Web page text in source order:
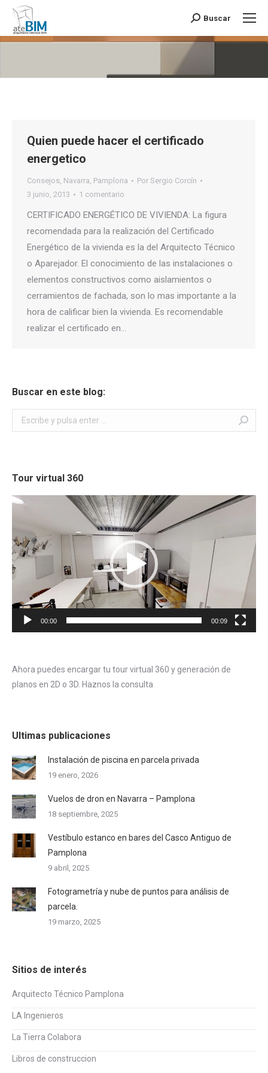
Buscar:
Buscar
Quien puede hacer el certificado
energetico
Consejos, Navarra, Pamplona Por Sergio Corcín
3 junio, 2013
1 comentario
CERTIFICADO ENERGÉTICO DE VIVIENDA: La figura
recomendada para la realización del Certificado
Energético de la vivienda es la del Arquitecto Técnico
o Aparejador. El conocimiento de las instalaciones o
elementos constructivos como aislamientos o
cerramientos de fachada, son lo mas importante a la
hora de calificar bien la vivienda. Es recomendable
realizar el certificado en…
Buscar en este blog:
Buscar:
Tour virtual 360
Reproductor
00:00 00:09
Ahora puedes encargar tu tour virtual 360 y generación de
planos en 2D o 3D. Haznos la consulta
Ultimas publicaciones
Instalación de piscina en parcela privada
19 enero, 2026
Vuelos de dron en Navarra – Pamplona
18 septiembre, 2025
Vestíbulo estanco en bares del Casco Antiguo de
Pamplona
9 abril, 2025
Fotogrametría y nube de puntos para análisis de
parcela.
19 marzo, 2025
Sitios de interés
Arquitecto Técnico Pamplona
LA Ingenieros
La Tierra Colabora
Libros de construccion